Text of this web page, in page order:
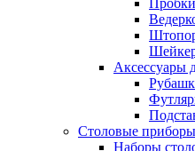
Аксессуары
Столовые приборы
Наборы